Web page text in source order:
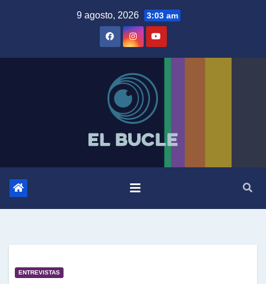
9 agosto, 2026 3:03 am
ENTREVISTAS